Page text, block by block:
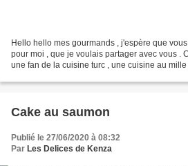
Hello hello mes gourmands , j'espère que
pour moi , que je voulais partager avec vous .
une fan de la cuisine turc , une cuisine au
Cake au saumon
Publié le 27/06/2020 à 08:32
Par Les Delices de Kenza